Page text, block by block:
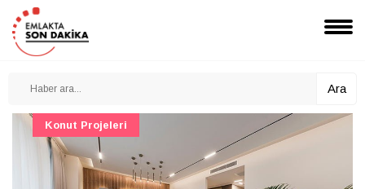
Ara
Konut Projeleri